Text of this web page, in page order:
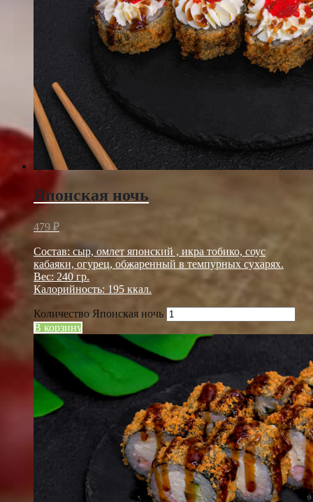
Японская ночь
479 ₽
Состав: сыр, омлет японский , икра тобико, соус
кабаяки, огурец, обжаренный в темпурных сухарях.
Вес: 240 гр.
Калорийность: 195 ккал.
Количество Японская ночь
В корзину